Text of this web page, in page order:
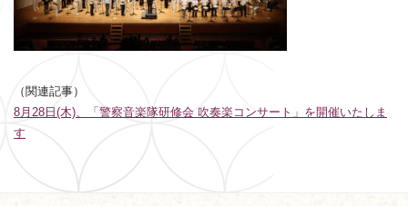
（関連記事）
8月28日(木)、「警察音楽隊研修会 吹奏楽コンサート」を開催いたしま
す